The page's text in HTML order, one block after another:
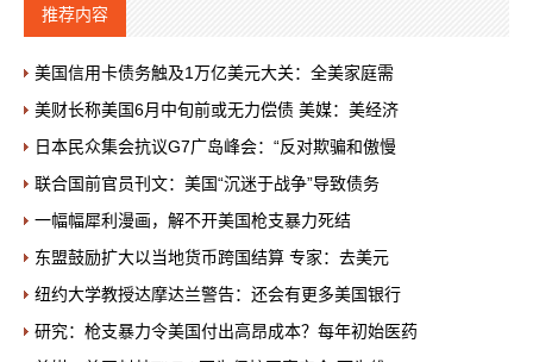
推荐内容
美国信用卡债务触及1万亿美元大关：全美家庭需
美财长称美国6月中旬前或无力偿债 美媒：美经济
日本民众集会抗议G7广岛峰会：“反对欺骗和傲慢
联合国前官员刊文：美国“沉迷于战争”导致债务
一幅幅犀利漫画，解不开美国枪支暴力死结
东盟鼓励扩大以当地货币跨国结算 专家：去美元
纽约大学教授达摩达兰警告：还会有更多美国银行
研究：枪支暴力令美国付出高昂成本？每年初始医药